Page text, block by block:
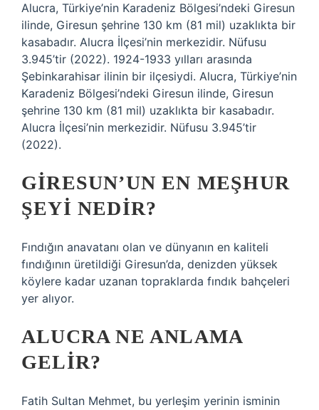
Alucra, Türkiye’nin Karadeniz Bölgesi’ndeki Giresun
ilinde, Giresun şehrine 130 km (81 mil) uzaklıkta bir
kasabadır. Alucra İlçesi’nin merkezidir. Nüfusu
3.945’tir (2022). 1924-1933 yılları arasında
Şebinkarahisar ilinin bir ilçesiydi. Alucra, Türkiye’nin
Karadeniz Bölgesi’ndeki Giresun ilinde, Giresun
şehrine 130 km (81 mil) uzaklıkta bir kasabadır.
Alucra İlçesi’nin merkezidir. Nüfusu 3.945’tir
(2022).
GIRESUN’UN EN MEŞHUR
ŞEYI NEDIR?
Fındığın anavatanı olan ve dünyanın en kaliteli
fındığının üretildiği Giresun’da, denizden yüksek
köylere kadar uzanan topraklarda fındık bahçeleri
yer alıyor.
ALUCRA NE ANLAMA
GELIR?
Fatih Sultan Mehmet, bu yerleşim yerinin isminin